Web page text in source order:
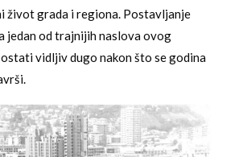
život grada i regiona. Postavljanje
jedan od trajnijih naslova ovog
vidljiv dugo nakon što se godina